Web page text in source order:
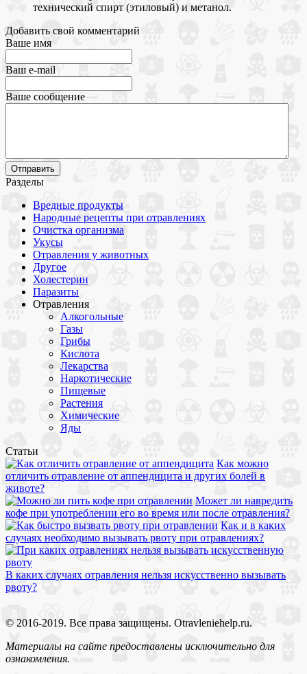
технический спирт (этиловый) и метанол.
Добавить свой комментарий
Ваше имя
Ваш e-mail
Ваше сообщение
Разделы
Вредные продукты
Народные рецепты при отравлениях
Очистка организма
Укусы
Отравления у животных
Другое
Холестерин
Паразиты
Отравления
Алкогольные
Газы
Грибы
Кислота
Лекарства
Наркотические
Пищевые
Растения
Химические
Яды
Статьи
Как можно
отличить отравление от аппендицита и других болей в
животе?
Может ли навредить
кофе при употреблении его во время или после отравления?
Как и в каких
случаях необходимо вызывать рвоту при отравлениях?
В каких случаях отравления нельзя искусственно вызывать
рвоту?
© 2016-2019. Все права защищены. Otravleniehelp.ru.
Материалы на сайте предоставлены исключительно для
ознакомления.